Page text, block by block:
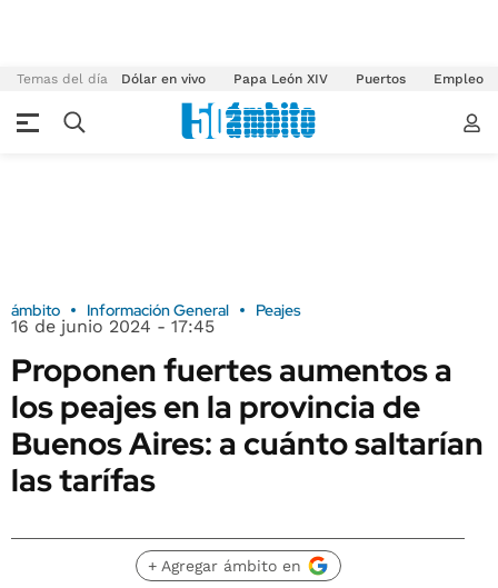
Temas del día Dólar en vivo Papa León XIV Puertos Empleo
ámbito Información General Peajes
16 de junio 2024 - 17:45
Proponen fuertes aumentos a
los peajes en la provincia de
Buenos Aires: a cuánto saltarían
las tarífas
+ Agregar ámbito en